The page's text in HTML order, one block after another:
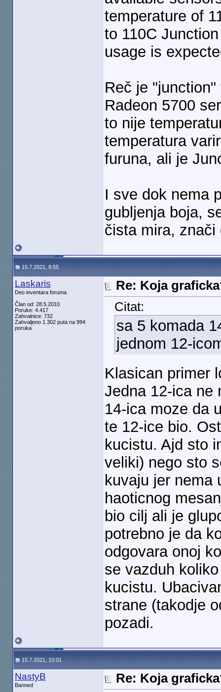
temperature of
to 110C
usage is
Reč je
Radeon 5700
to nije
temperatura
furuna, ali je
I sve dok nema
gubljenja boja,
čista mira,
15.7.2021, 8:55
Laskaris
Deo inventara foruma
Član od: 28.5.2010.
Poruke: 4.417
Zahvalnice: 732
Zahvaljeno 1.302 puta na 994
poruka
Re: Koja
Citat:
sa 5 komada
jednom 12-
Klasican primer
Jedna 12-ica ne
14-ica moze da
te 12-ice bio.
kucistu. Ajd sto
veliki) nego sto
kuvaju jer nema
haoticnog
bio cilj ali je
potrebno je da
odgovara onoj
se vazduh
kucistu.
strane (takodje
pozadi.
15.7.2021, 10:01
NastyB
Banned
Re: Koja